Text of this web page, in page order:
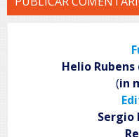
Helio
(in
Sergio